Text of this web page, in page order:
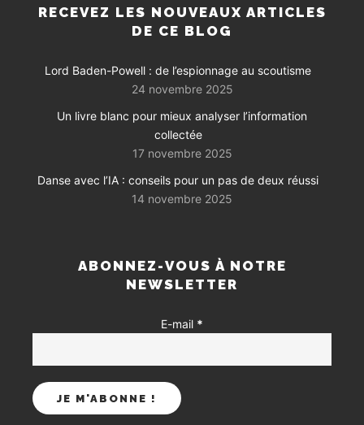
RECEVEZ LES NOUVEAUX ARTICLES
DE CE BLOG
Lord Baden-Powell : de l’espionnage au scoutisme
24 novembre 2025
Un livre blanc pour mieux analyser l’information
collectée
17 novembre 2025
Danse avec l’IA : conseils pour un pas de deux réussi
14 novembre 2025
ABONNEZ-VOUS À NOTRE
NEWSLETTER
E-mail *